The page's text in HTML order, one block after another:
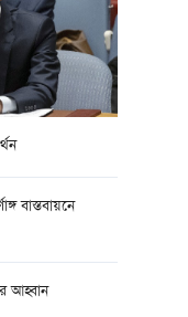
বাস্তবায়নে
আহ্বান